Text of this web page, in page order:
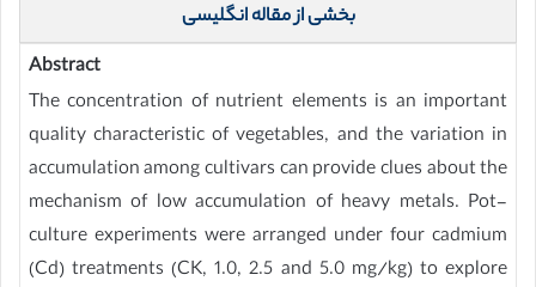
بخشی از مقاله انگلیسی
Abstract
The concentration of nutrient elements is an important
quality characteristic of vegetables, and the variation in
accumulation among cultivars can provide clues about the
mechanism of low accumulation of heavy metals. Pot-
culture experiments were arranged under four cadmium
(Cd) treatments (CK, 1.0, 2.5 and 5.0 mg/kg) to explore